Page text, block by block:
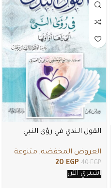
القول الندي في رؤى النبي
العروض المخفضه, متنوعة
40EGP
20 EGP
اشتري الأن